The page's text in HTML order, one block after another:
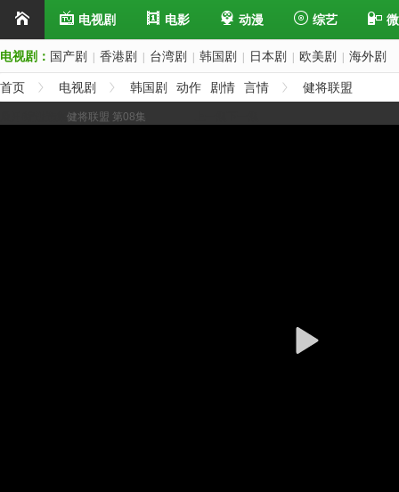
电视剧 电影 动漫 综艺
电视剧： 国产剧 香港剧 台湾剧 韩国剧 日本剧 欧美剧 海外剧
首页 电视剧 韩国剧 动作 剧情 言情 健将联盟
健将联盟 第08集